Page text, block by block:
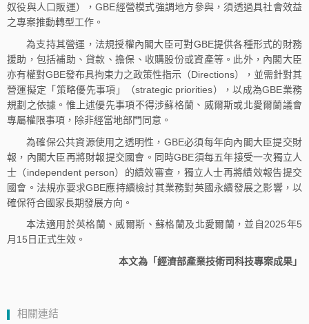
奴役與人口販運），GBE經營模式強調地方參與，須透過具社會效益
之專案推動轉型工作。
為支持其營運，法規授權內閣大臣可對GBE提供各種形式的財務
援助，包括補助、貸款、擔保、收購股份或資產等。此外，內閣大臣
亦有權對GBE發布具拘束力之政策性指示（Directions），並需針對其
營運擬定「策略優先事項」（strategic priorities），以成為GBE業務
規劃之依據。惟上述優先事項不得涉蘇格蘭、威爾斯或北愛爾蘭議會
專屬權限事項，除非經當地部門同意。
為確保公共資源使用之透明性，GBE必須每年向內閣大臣提交財
報，內閣大臣再將財報提交國會。同時GBE須每五年接受一次獨立人
士（independent person）的績效審查，獨立人士再將績效報告提交
國會。法規亦要求GBE應持續檢討其業務對英國永續發展之影響，以
確保符合國家長期發展方向。
本法適用於英格蘭、威爾斯、蘇格蘭及北愛爾蘭，並自2025年5
月15日正式生效。
本文為「經濟部產業技術司科技專案成果」
相關連結